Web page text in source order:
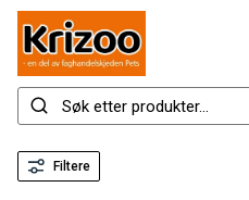
Filtere